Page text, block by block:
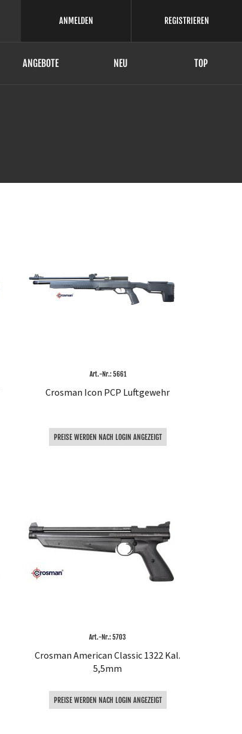
ANMELDEN REGISTRIEREN
ANGEBOTE NEU TOP
Art.-Nr.: 5661
Crosman Icon PCP Luftgewehr
PREISE WERDEN NACH LOGIN ANGEZEIGT
Art.-Nr.: 5703
Crosman American Classic 1322 Kal.
5,5mm
PREISE WERDEN NACH LOGIN ANGEZEIGT